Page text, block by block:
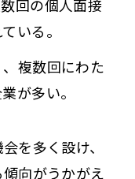
回の個人面接
いる。
複数回にわた
が多い。
を多く設け、
向がうかがえ